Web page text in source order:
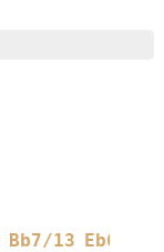
Bb7/13 Eb6